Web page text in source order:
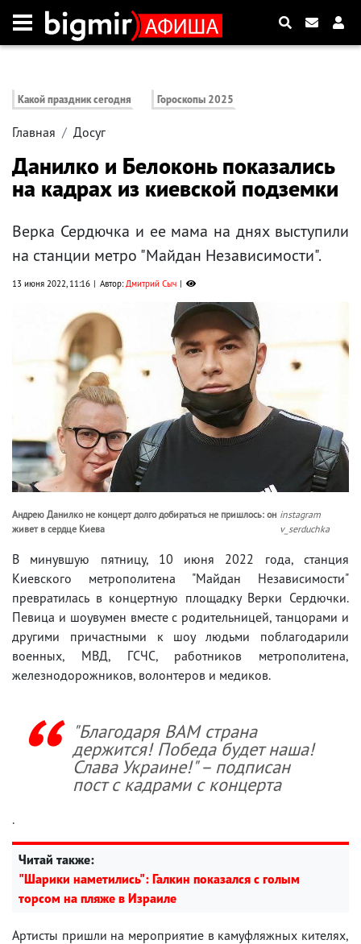
Какой праздник сегодня Гороскопы 2025
Главная Досуг
Данилко и Белоконь показались
на кадрах из киевской подземки
Верка Сердючка и ее мама на днях выступили
на станции метро "Майдан Независимости".
13 июня 2022, 11:16 Автор:Дмитрий Сыч
Андрею Данилко не концерт долго добираться не пришлось: он
живет в сердце Киева
instagram
v_serduchka
В минувшую пятницу, 10 июня 2022 года, станция
Киевского метрополитена "Майдан Независимости"
превратилась в концертную площадку Верки Сердючки.
Певица и шоувумен вместе с родительницей, танцорами и
другими причастными к шоу людьми поблагодарили
военных, МВД, ГСЧС, работников метрополитена,
железнодорожников, волонтеров и медиков.
"Благодаря ВАМ страна
держится! Победа будет наша!
Слава Украине!" – подписан
пост с кадрами с концерта
.
Читай также:
"Шарики наметились": Галкин показался с голым
торсом на пляже в Израиле
Артисты пришли на мероприятие в камуфляжных кителях,